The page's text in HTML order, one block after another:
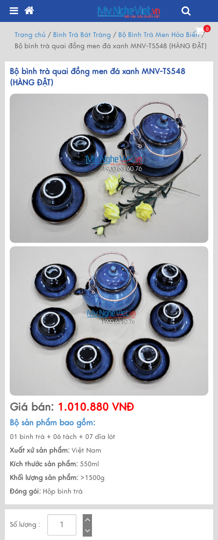
0
Trang chủ / Bình Trà Bát Tràng / Bộ Bình Trà Men Hỏa Biến/
Bộ bình trà quai đồng men đá xanh MNV-TS548 (HÀNG ĐẶT)
Bộ bình trà quai đồng men đá xanh MNV-TS548
(HÀNG ĐẶT)
Giá bán: 1.010.880 VNĐ
Bộ sản phẩm bao gồm:
01 bình trà + 06 tách + 07 dĩa lót
Xuất xứ sản phẩm: Việt Nam
Kích thước sản phẩm: 550ml
Khối lượng sản phẩm: >1500g
Đóng gói: Hộp bình trà
Số lượng :